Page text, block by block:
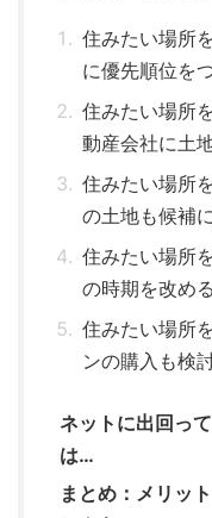
住みたい場所
に優先順位を
住みたい場所
動産会社に土
住みたい場所
の土地も候補
住みたい場所
の時期を改める
住みたい場所
ンの購入も検
ネットに出回っ
は…
まとめ：メリッ